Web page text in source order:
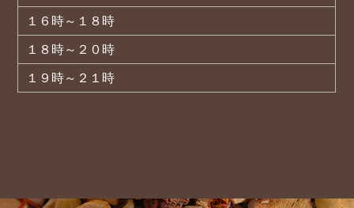
１６時～１８時
１８時～２０時
１９時～２１時